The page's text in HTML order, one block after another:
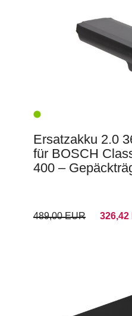
Ersatzakku 2.0
für BOSCH
400 –
489,00 EUR 326,42